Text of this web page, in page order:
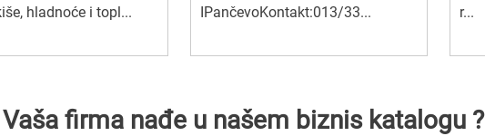
hladnoće i topl...
IPančevoKontakt:013/33...
r...
firma nađe u našem biznis katalogu ?